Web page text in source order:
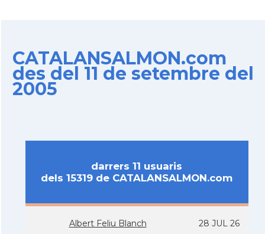
CATALANSALMON.com
des del 11 de setembre del
2005
darrers 11 usuaris
dels 15319 de CATALANSALMON.com
Albert Feliu Blanch 28 JUL 26